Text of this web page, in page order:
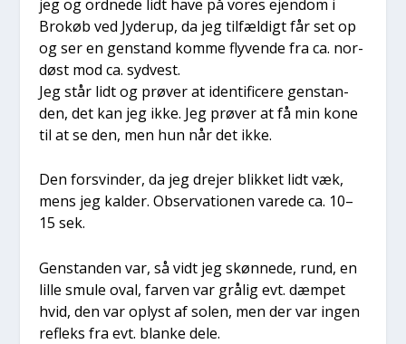
jeg og ord­ne­de lidt have på vores ejen­dom i
Bro­køb ved Jyderup, da jeg til­fæl­digt får set op
og ser en gen­stand kom­me fly­ven­de fra ca. nor­
døst mod ca. syd­vest.
Jeg står lidt og prø­ver at iden­ti­fi­ce­re gen­stan­
den, det kan jeg ikke. Jeg prø­ver at få min kone
til at se den, men hun når det ikke.
Den for­svin­der, da jeg dre­jer blik­ket lidt væk,
mens jeg kal­der. Obser­va­tio­nen vare­de ca. 10–
15 sek.
Gen­stan­den var, så vidt jeg skøn­ne­de, rund, en
lil­le smu­le oval, far­ven var grå­lig evt. dæm­pet
hvid, den var oplyst af solen, men der var ingen
refleks fra evt. blan­ke dele.